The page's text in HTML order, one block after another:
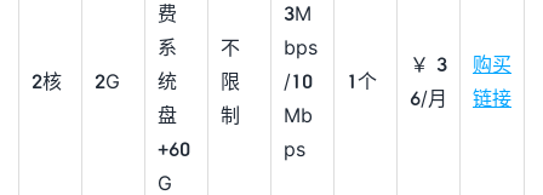
2核 2G
费
系
统
盘
+60
G
不
限
制
3M
bps
/10
Mb
ps
1个
￥3
6/月
购买
链接